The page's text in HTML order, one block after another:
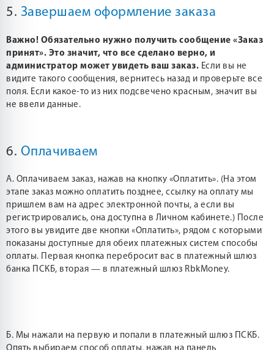
5. Завершаем оформление заказа
Важно! Обязательно нужно получить сообщение «Заказ
принят». Это значит, что все сделано верно, и
администратор может увидеть ваш заказ. Если вы не
видите такого сообщения, вернитесь назад и проверьте все
поля. Если какое-то из них подсвечено красным, значит вы
не ввели данные.
6. Оплачиваем
А. Оплачиваем заказ, нажав на кнопку «Оплатить». (На этом
этапе заказ можно оплатить позднее, ссылку на оплату мы
пришлем вам на адрес электронной почты, а если вы
регистрировались, она доступна в Личном кабинете.) После
этого вы увидите две кнопки «Оплатить», рядом с которыми
показаны доступные для обеих платежных систем способы
оплаты. Первая кнопка перебросит вас в платежный шлюз
банка ПСКБ, вторая — в платежный шлюз RbkMoney.
Б. Мы нажали на первую и попали в платежный шлюз ПСКБ.